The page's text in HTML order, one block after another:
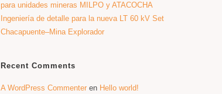
para unidades mineras MILPO y ATACOCHA
Ingeniería de detalle para la nueva LT 60 kV Set
Chacapuente–Mina Explorador
Recent Comments
A WordPress Commenter en Hello world!